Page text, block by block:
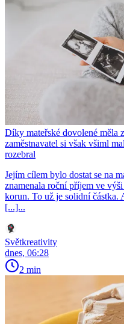
Díky mateřské dovolené měla
zaměstnavatel si však všiml
rozebral
Jejím cílem bylo dostat se na
znamenala roční příjem ve
korun. To už je solidní částka.
[...]...
Světkreativity
dnes, 06:28
2 min